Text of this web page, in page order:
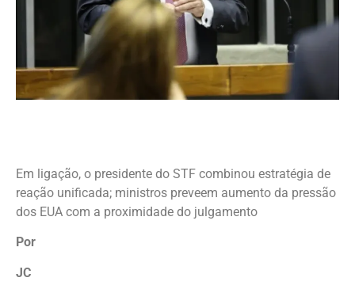
Em ligação, o presidente do STF combinou estratégia de
reação unificada; ministros preveem aumento da pressão
dos EUA com a proximidade do julgamento
Por
JC